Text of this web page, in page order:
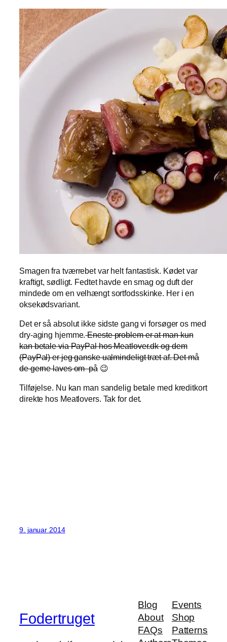
Smagen fra tværrebet var helt fantastisk. Kødet var
kraftigt, sødligt. Fedtet havde en smag og duft der
mindede om en velhængt sortfodsskinke. Her i en
oksekødsvariant.
Det er så absolut ikke sidste gang vi forsøger os med
dry-aging hjemme.Eneste problem er at man kun
kan betale via PayPal hos Meatlover.dk og dem
(PayPal) er jeg ganske ualmindeligt træt af. Det må
de gerne laves om på😉
Tilføjelse. Nu kan man sandelig betale med kreditkort
direkte hos Meatlovers. Tak for det.
9. januar 2014
Fodertruget
Blog
About
FAQs
Events
Shop
Patterns